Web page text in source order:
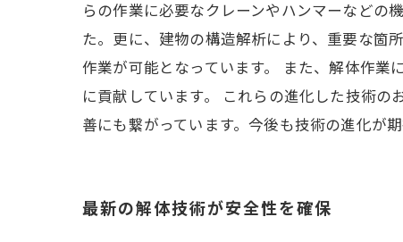
らの作業に必要なクレーンやハンマーなどの
た。更に、建物の構造解析により、重要な箇
作業が可能となっています。 また、解体作業
に貢献しています。 これらの進化した技術
善にも繋がっています。今後も技術の進化が
最新の解体技術が安全性を確保